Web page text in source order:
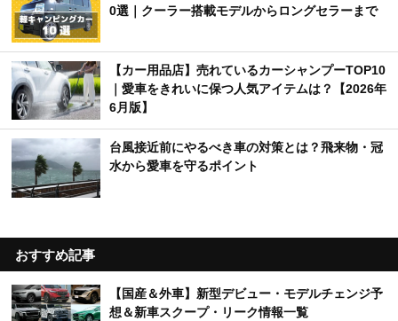
0選｜クーラー搭載モデルからロングセラーまで
【カー用品店】売れているカーシャンプーTOP10
｜愛車をきれいに保つ人気アイテムは？【2026年
6月版】
台風接近前にやるべき車の対策とは？飛来物・冠
水から愛車を守るポイント
おすすめ記事
【国産＆外車】新型デビュー・モデルチェンジ予
想＆新車スクープ・リーク情報一覧